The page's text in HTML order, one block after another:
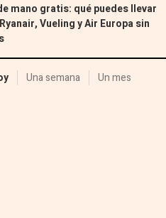
mano gratis: qué puedes llevar
Vueling y Air Europa sin
Una semana Un mes